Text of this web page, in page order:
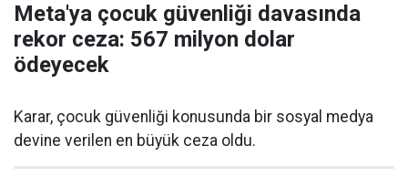
Meta'ya çocuk güvenliği davasında
rekor ceza: 567 milyon dolar
ödeyecek
Karar, çocuk güvenliği konusunda bir sosyal medya
devine verilen en büyük ceza oldu.